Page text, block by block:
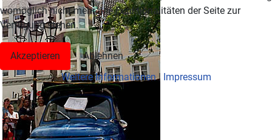
womöglich nicht mehr alle Funktionalitäten der Seite zur
Verfügung stehen.
Akzeptieren
Ablehnen
Weitere Informationen| Impressum